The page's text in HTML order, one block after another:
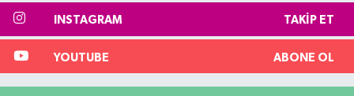
INSTAGRAM TAKIP ET
YOUTUBE ABONE OL